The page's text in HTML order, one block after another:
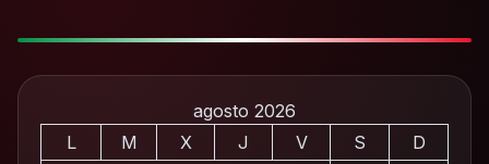
agosto 2026
L
M X J V S
D